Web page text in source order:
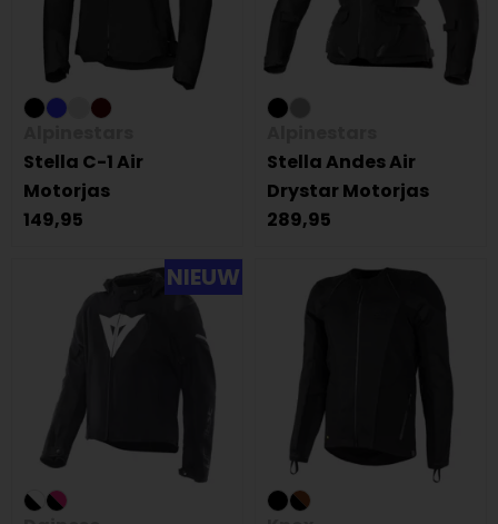
Stella C-1 Air
Motorjas
149,95
Stella Andes Air
Drystar Motorjas
289,95
NIEUW